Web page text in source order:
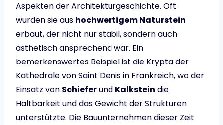
Aspekten der Architekturgeschichte. Oft
wurden sie aus hochwertigem Naturstein
erbaut, der nicht nur stabil, sondern auch
ästhetisch ansprechend war. Ein
bemerkenswertes Beispiel ist die Krypta der
Kathedrale von Saint Denis in Frankreich, wo der
Einsatz von Schieferund Kalkstein die
Haltbarkeit und das Gewicht der Strukturen
unterstützte. Die Bauunternehmen dieser Zeit